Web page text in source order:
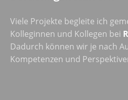
Viele Projekte begleite ich
Kolleginnen und Kollegen bei
Dadurch können wir je nach
Kompetenzen und